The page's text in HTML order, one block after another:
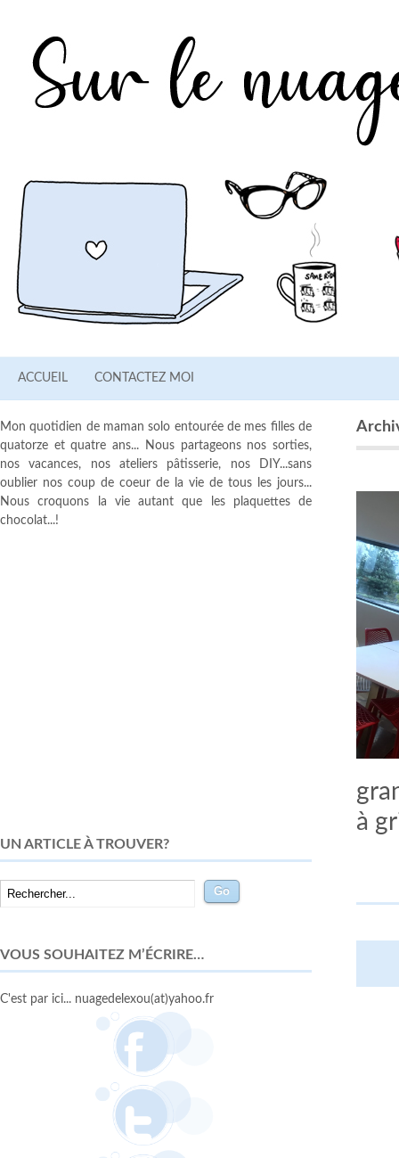
ACCUEIL CONTACTEZ MOI
à
Mon quotidien de maman solo entourée de mes filles de
quatorze et quatre ans... Nous partageons nos sorties,
nos vacances, nos ateliers pâtisserie, nos DIY...sans
oublier nos coup de coeur de la vie de tous les jours...
Nous croquons la vie autant que les plaquettes de
chocolat...!
UN ARTICLE À TROUVER?
VOUS SOUHAITEZ M’ÉCRIRE…
C'est par ici... nuagedelexou(at)yahoo.fr